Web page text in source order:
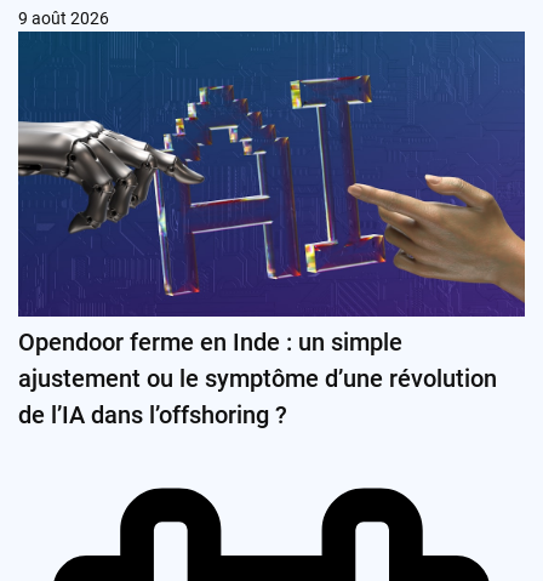
9 août 2026
Opendoor ferme en Inde : un simple
ajustement ou le symptôme d’une révolution
de l’IA dans l’offshoring ?